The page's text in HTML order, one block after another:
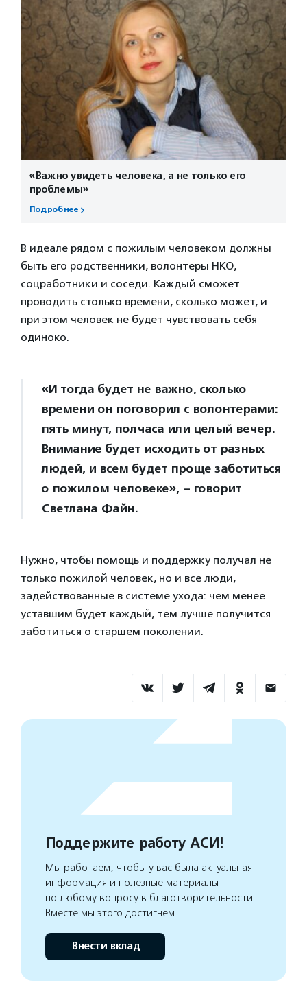
«Важно увидеть человека, а не только его
проблемы»
Подробнее
В идеале рядом с пожилым человеком должны
быть его родственники, волонтеры НКО,
соцработники и соседи. Каждый сможет
проводить столько времени, сколько может, и
при этом человек не будет чувствовать себя
одиноко.
«И тогда будет не важно, сколько
времени он поговорил с волонтерами:
пять минут, полчаса или целый вечер.
Внимание будет исходить от разных
людей, и всем будет проще заботиться
о пожилом человеке», – говорит
Светлана Файн.
Нужно, чтобы помощь и поддержку получал не
только пожилой человек, но и все люди,
задействованные в системе ухода: чем менее
уставшим будет каждый, тем лучше получится
заботиться о старшем поколении.
Поддержите работу АСИ!
Мы работаем, чтобы у вас была актуальная
информация и полезные материалы
по любому вопросу в благотворительности.
Вместе мы этого достигнем
Внести вклад